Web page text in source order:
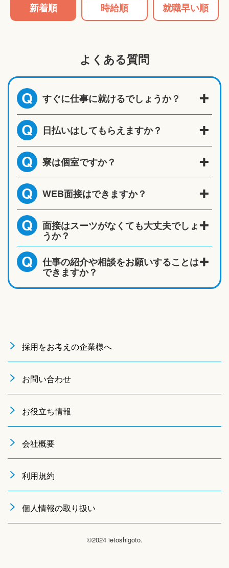
新着順 時給順 就職早い順
よくある質問
Q すぐに仕事に就けるでしょうか？
Q 日払いはしてもらえますか？
Q 寮は個室ですか？
Q WEB面接はできますか？
Q 面接はスーツがなくても大丈夫でしょ
うか？
Q 仕事の紹介や相談をお願いすることは
できますか？
採用をお考えの企業様へ
お問い合わせ
お役立ち情報
会社概要
利用規約
個人情報の取り扱い
©2024 ietoshigoto.